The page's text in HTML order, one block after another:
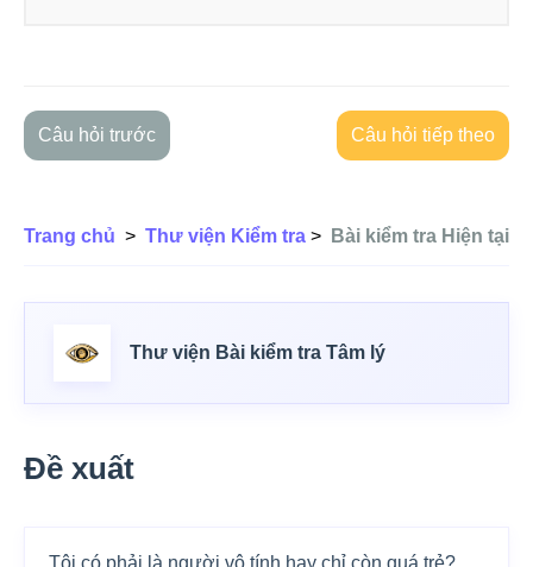
Câu hỏi trước Câu hỏi tiếp theo
Trang chủ > Thư viện Kiểm tra > Bài kiểm tra Hiện tại
Thư viện Bài kiểm tra Tâm lý
Đề xuất
Tôi có phải là người vô tính hay chỉ còn quá trẻ?